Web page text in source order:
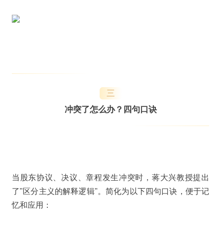
三
冲突了怎么办？四句口诀
当股东协议、决议、章程发生冲突时，蒋大兴教授提出
了"区分主义的解释逻辑"。简化为以下四句口诀，便于记
忆和应用：